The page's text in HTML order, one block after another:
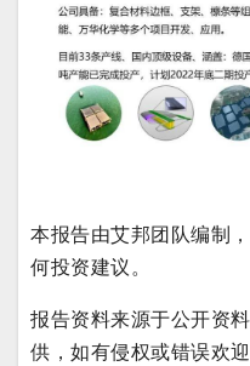
本报告由艾邦团队编制
何投资建议。
报告资料来源于公开资
供，如有侵权或错误欢迎